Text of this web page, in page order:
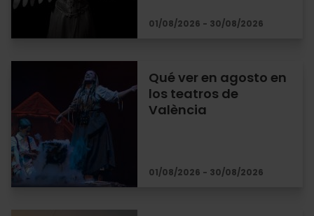
01/08/2026 - 30/08/2026
Qué ver en agosto en
los teatros de
València
01/08/2026 - 30/08/2026